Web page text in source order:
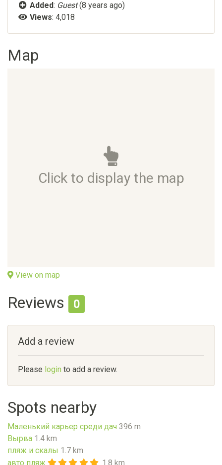
Added: Guest(8 years ago)
Views: 4,018
Map
Click to display the map
View on map
Reviews 0
Add a review
Please login to add a review.
Spots nearby
Маленький карьер среди дач 396 m
Вырва 1.4 km
пляж и скалы 1.7 km
авто пляж
1.8 km